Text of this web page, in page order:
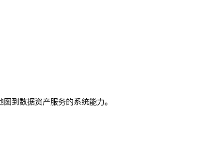
到数据资产服务的系统能力。